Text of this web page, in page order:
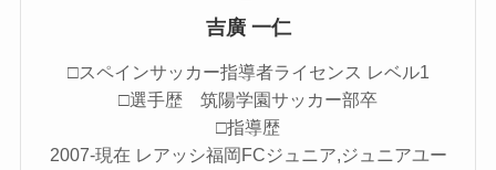
吉廣 一仁
□スペインサッカー指導者ライセンス レベル1
□選手歴 筑陽学園サッカー部卒
□指導歴
2007-現在 レアッシ福岡FCジュニア,ジュニアユー